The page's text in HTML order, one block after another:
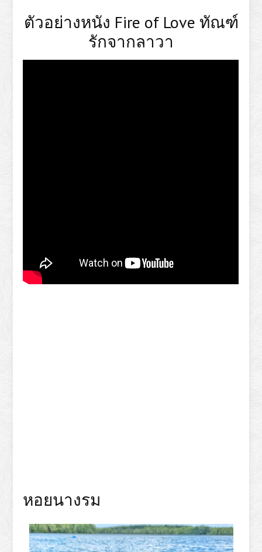
ตัวอย่างหนัง Fire of Love ทัณฑ์
รักจากลาวา
หอยนางรม